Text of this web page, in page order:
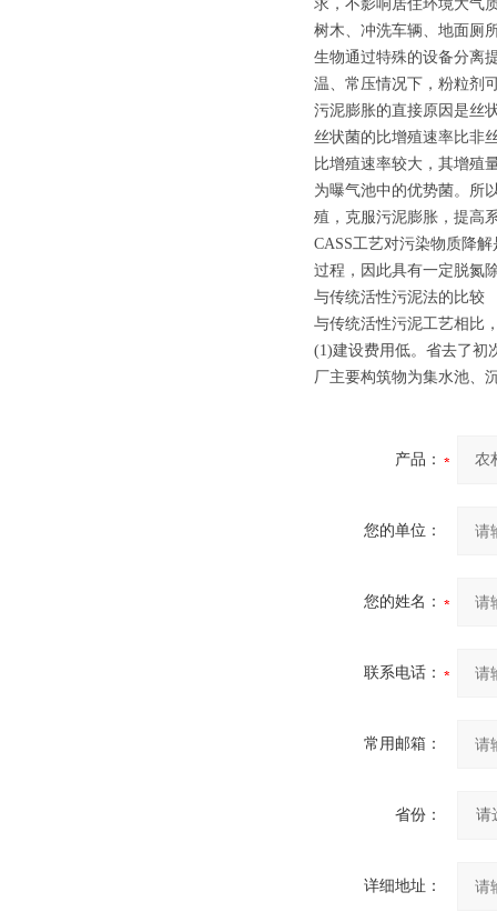
求，不影响居住环境大气
树木、冲洗车辆、地面厕
生物通过特殊的设备分离
温、常压情况下，粉粒剂
污泥膨胀的直接原因是丝
丝状菌的比增殖速率比非
比增殖速率较大，其增殖
为曝气池中的优势菌。所
殖，克服污泥膨胀，提高
CASS工艺对污染物质降
过程，因此具有一定脱氮
与传统活性污泥法的比较
与传统活性污泥工艺相比
(1)建设费用低。省去了初
厂主要构筑物为集水池、
产品：
您的单位：
您的姓名：
联系电话：
常用邮箱：
省份：
详细地址：